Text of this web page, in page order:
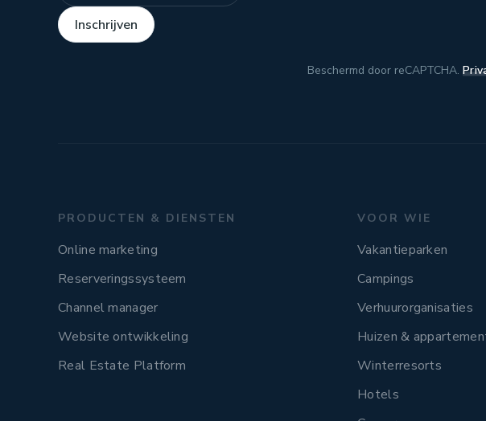
Inschrijven
Beschermd door reCAPTCHA.
PRODUCTEN & DIENSTEN
Online marketing
Reserveringssysteem
Channel manager
Website ontwikkeling
Real Estate Platform
VOOR WIE
Vakantieparken
Campings
Verhuurorganisaties
Huizen &
Winterresorts
Hotels